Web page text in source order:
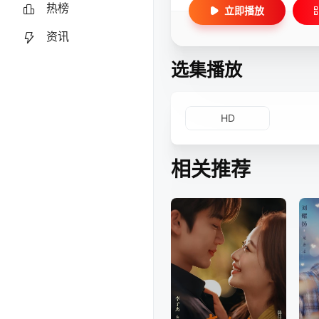
热榜
资讯
立即播放
选集播放
HD
相关推荐